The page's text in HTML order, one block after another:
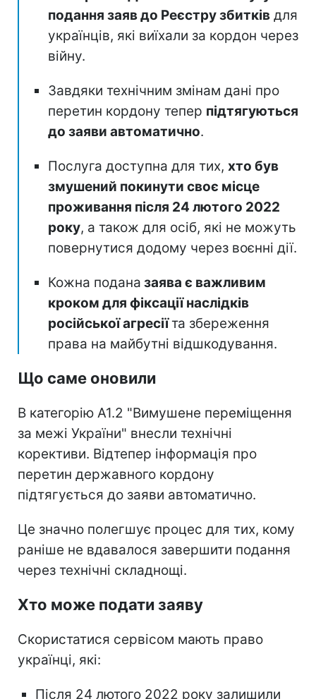
подання заяв до Реєстру збитків для
українців, які виїхали за кордон через
війну.
Завдяки технічним змінам дані про
перетин кордону тепер підтягуються
до заяви автоматично.
Послуга доступна для тих, хто був
змушений покинути своє місце
проживання після 24 лютого 2022
року, а також для осіб, які не можуть
повернутися додому через воєнні дії.
Кожна подана заява є важливим
кроком для фіксації наслідків
російської агресіїта збереження
права на майбутні відшкодування.
Що саме оновили
В категорію А1.2 "Вимушене переміщення
за межі України" внесли технічні
корективи. Відтепер інформація про
перетин державного кордону
підтягується до заяви автоматично.
Це значно полегшує процес для тих, кому
раніше не вдавалося завершити подання
через технічні складнощі.
Хто може подати заяву
Скористатися сервісом мають право
українці, які:
Після 24 лютого 2022 року залишили